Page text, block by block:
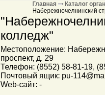
Главная
Каталог
Набережночелнинский
колледж"
Местоположение:
проспект, д. 29
Телефон: (8552) 58-81-19,
Почтовый ящик: pu-
Web-сайт: -